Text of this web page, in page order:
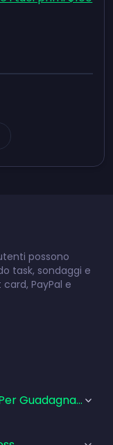
possono
task, sondaggi e
PayPal e
Guadagnare